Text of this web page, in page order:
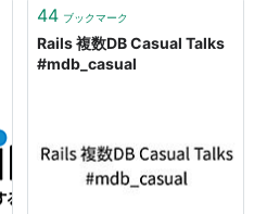
される機能などをにまとめたパッ
されて...
44 ブックマーク
Rails 複数DB Casual Talks
#mdb_casual